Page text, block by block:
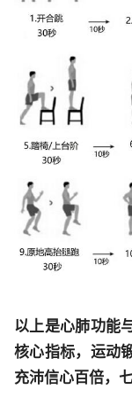
以上是心肺功能
核心指标，运动
充沛信心百倍，